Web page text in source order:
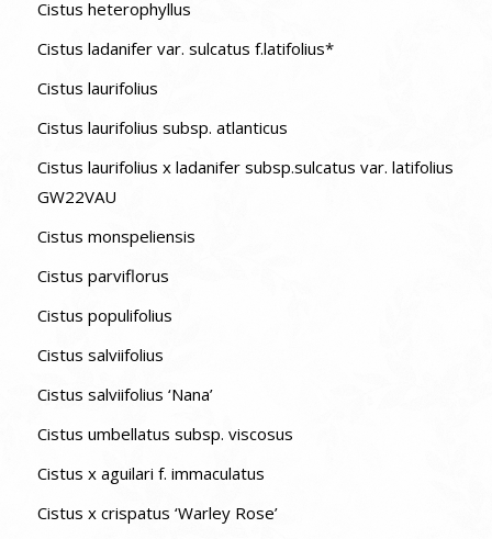
Cistus heterophyllus
Cistus ladanifer var. sulcatus f.latifolius*
Cistus laurifolius
Cistus laurifolius subsp. atlanticus
Cistus laurifolius x ladanifer subsp.sulcatus var. latifolius
GW22VAU
Cistus monspeliensis
Cistus parviflorus
Cistus populifolius
Cistus salviifolius
Cistus salviifolius ‘Nana’
Cistus umbellatus subsp. viscosus
Cistus x aguilari f. immaculatus
Cistus x crispatus ‘Warley Rose’